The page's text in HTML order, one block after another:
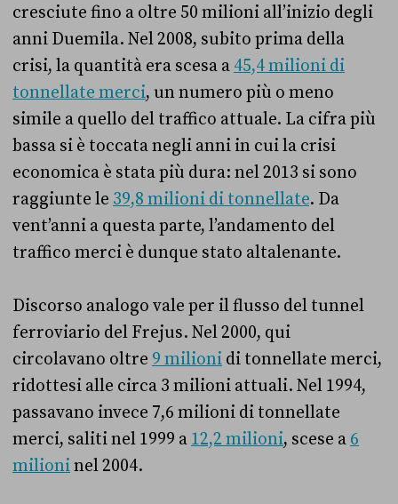
cresciute fino a oltre 50 milioni all’inizio degli
anni Duemila. Nel 2008, subito prima della
crisi, la quantità era scesa a 45,4 milioni di
tonnellate merci, un numero più o meno
simile a quello del traffico attuale. La cifra più
bassa si è toccata negli anni in cui la crisi
economica è stata più dura: nel 2013 si sono
raggiunte le 39,8 milioni di tonnellate. Da
vent’anni a questa parte, l’andamento del
traffico merci è dunque stato altalenante.
Discorso analogo vale per il flusso del tunnel
ferroviario del Frejus. Nel 2000, qui
circolavano oltre 9 milioni di tonnellate merci,
ridottesi alle circa 3 milioni attuali. Nel 1994,
passavano invece 7,6 milioni di tonnellate
merci, saliti nel 1999 a 12,2 milioni, scese a 6
milioninel 2004.